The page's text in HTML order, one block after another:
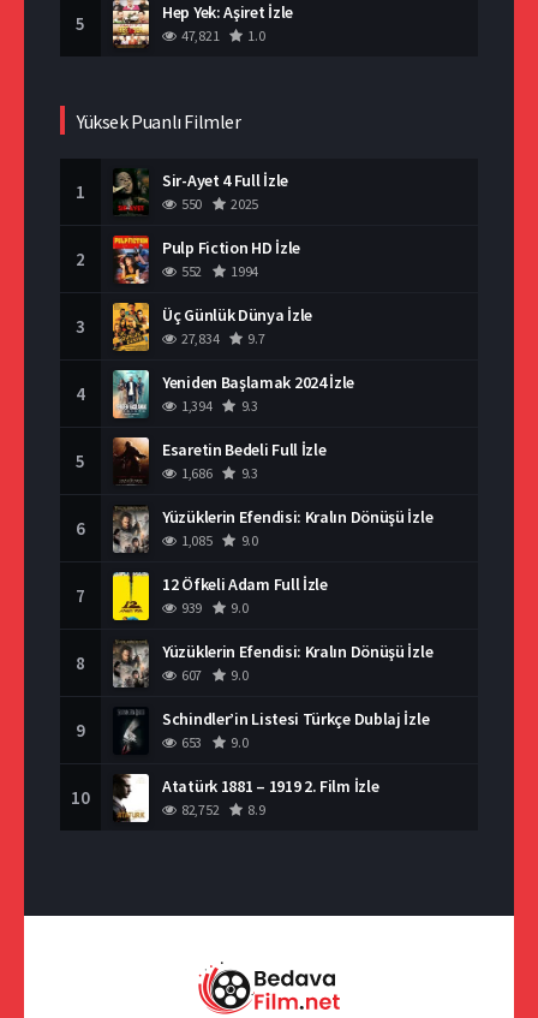
5 Hep Yek: Aşiret İzle
47,821 1.0
Yüksek Puanlı Filmler
1 Sir-Ayet 4 Full İzle
550 2025
2 Pulp Fiction HD İzle
552 1994
3 Üç Günlük Dünya İzle
27,834 9.7
4 Yeniden Başlamak 2024 İzle
1,394 9.3
5 Esaretin Bedeli Full İzle
1,686 9.3
6 Yüzüklerin Efendisi: Kralın Dönüşü İzle
1,085 9.0
7 12 Öfkeli Adam Full İzle
939 9.0
8 Yüzüklerin Efendisi: Kralın Dönüşü İzle
607 9.0
9 Schindler’in Listesi Türkçe Dublaj İzle
653 9.0
10 Atatürk 1881 – 1919 2. Film İzle
82,752 8.9